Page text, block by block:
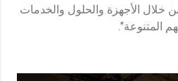
خلال الأجهزة والحلول والخدمات
المتنوعة".